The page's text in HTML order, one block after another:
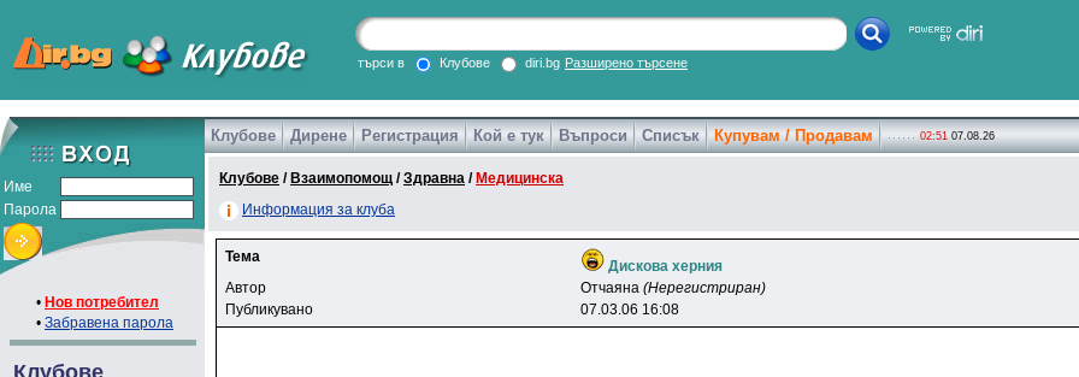
търси в Клубове diri.bg Разширено търсене
Име
Парола
• Нов потребител
• Забравена парола
Клубове
Клубове Дирене Регистрация Кой е тук Въпроси Списък Купувам / Продавам 02:51 07.08.26
Клубове / Взаимопомощ /Здравна / Медицинска
Информация за клуба
Тема
Дискова херния
Автор
Oтчaянa (Нерегистриран)
Публикувано
07.03.06 16:08